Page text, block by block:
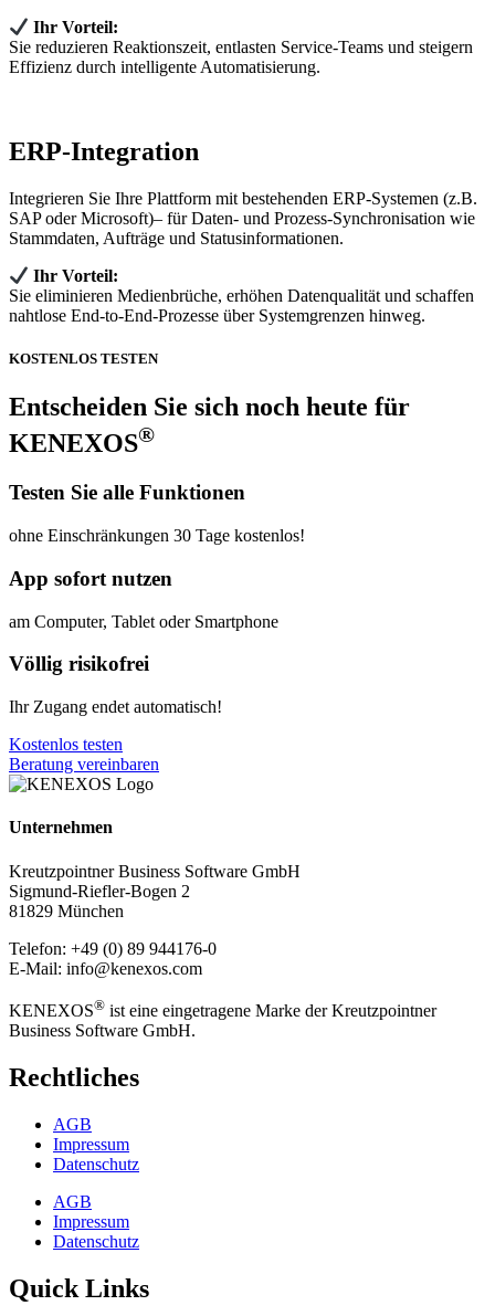
Ihr Vorteil:
Sie reduzieren Reaktionszeit, entlasten Service‑Teams und steigern
Effizienz durch intelligente Automatisierung.
ERP-Integration
Integrieren Sie Ihre Plattform mit bestehenden ERP‑Systemen (z.B.
SAP oder Microsoft)– für Daten‑ und Prozess‑Synchronisation wie
Stammdaten, Aufträge und Statusinformationen.
Ihr Vorteil:
Sie eliminieren Medienbrüche, erhöhen Datenqualität und schaffen
nahtlose End‑to‑End‑Prozesse über Systemgrenzen hinweg.
KOSTENLOS TESTEN
Entscheiden Sie sich noch heute für
KENEXOS®
Testen Sie alle Funktionen
ohne Einschränkungen 30 Tage kostenlos!
App sofort nutzen
am Computer, Tablet oder Smartphone
Völlig risikofrei
Ihr Zugang endet automatisch!
Kostenlos testen
Beratung vereinbaren
Unternehmen
Kreutzpointner Business Software GmbH
Sigmund-Riefler-Bogen 2
81829 München
Telefon: +49 (0) 89 944176-0
E-Mail: info@kenexos.com
KENEXOS® ist eine eingetragene Marke der Kreutzpointner
Business Software GmbH.
Rechtliches
AGB
Impressum
Datenschutz
AGB
Impressum
Datenschutz
Quick Links